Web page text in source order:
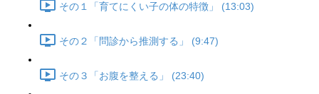
その１「育てにくい子の体の特徴」 (13:03)
その２「問診から推測する」 (9:47)
その３「お腹を整える」 (23:40)